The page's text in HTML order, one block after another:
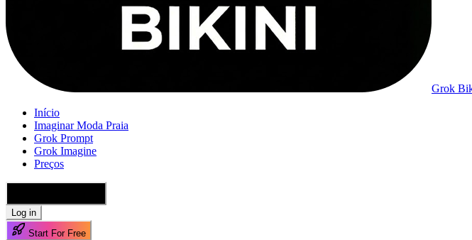
Grok
Início
Imaginar Moda Praia
Grok Prompt
Grok Imagine
Preços
Log in
Start For Free